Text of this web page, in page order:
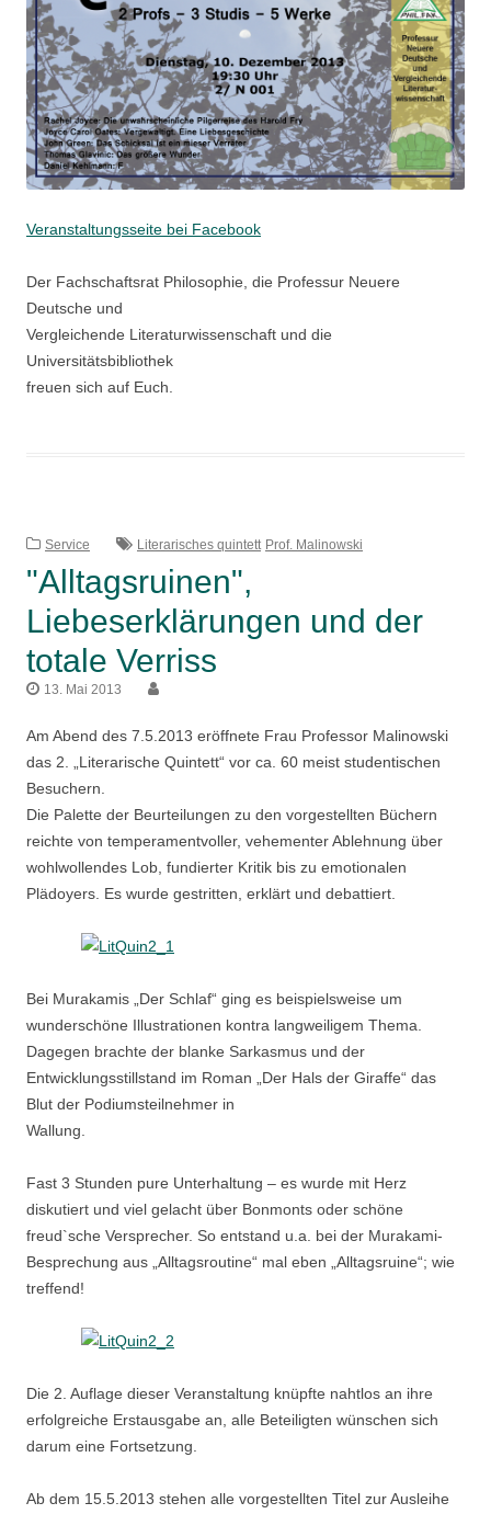
Veranstaltungsseite bei Facebook
Der Fachschaftsrat Philosophie, die Professur Neuere
Deutsche und
Vergleichende Literaturwissenschaft und die
Universitätsbibliothek
freuen sich auf Euch.
Service Literarisches quintett Prof. Malinowski
"Alltagsruinen",
Liebeserklärungen und der
totale Verriss
13. Mai 2013
Am Abend des 7.5.2013 eröffnete Frau Professor Malinowski
das 2. „Literarische Quintett“ vor ca. 60 meist studentischen
Besuchern.
Die Palette der Beurteilungen zu den vorgestellten Büchern
reichte von temperamentvoller, vehementer Ablehnung über
wohlwollendes Lob, fundierter Kritik bis zu emotionalen
Plädoyers. Es wurde gestritten, erklärt und debattiert.
Bei Murakamis „Der Schlaf“ ging es beispielsweise um
wunderschöne Illustrationen kontra langweiligem Thema.
Dagegen brachte der blanke Sarkasmus und der
Entwicklungsstillstand im Roman „Der Hals der Giraffe“ das
Blut der Podiumsteilnehmer in
Wallung.
Fast 3 Stunden pure Unterhaltung – es wurde mit Herz
diskutiert und viel gelacht über Bonmonts oder schöne
freud`sche Versprecher. So entstand u.a. bei der Murakami-
Besprechung aus „Alltagsroutine“ mal eben „Alltagsruine“; wie
treffend!
Die 2. Auflage dieser Veranstaltung knüpfte nahtlos an ihre
erfolgreiche Erstausgabe an, alle Beteiligten wünschen sich
darum eine Fortsetzung.
Ab dem 15.5.2013 stehen alle vorgestellten Titel zur Ausleihe